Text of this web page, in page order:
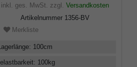
inkl. ges. MwSt. zzgl. Versandkosten
Artikelnummer 1356-BV
Merkliste
: 100cm
: 100kg